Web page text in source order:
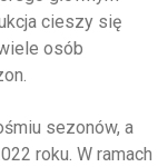
cieszy się
osób
sezonów, a
roku. W ramach